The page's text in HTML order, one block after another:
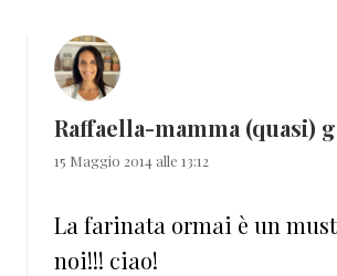
Raffaella-mamma (quasi)
15 Maggio 2014 alle 13:12
La farinata ormai è un
noi!!! ciao!